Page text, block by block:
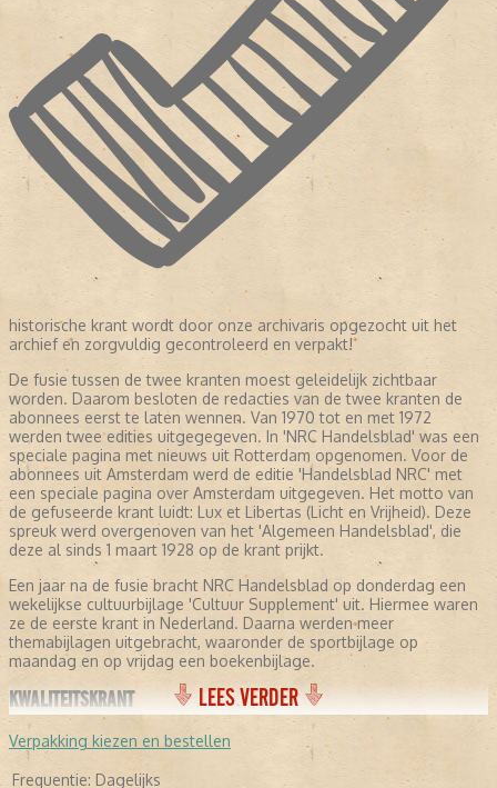
historische krant wordt door onze archivaris opgezocht uit het
archief en zorgvuldig gecontroleerd en verpakt!
De fusie tussen de twee kranten moest geleidelijk zichtbaar
worden. Daarom besloten de redacties van de twee kranten de
abonnees eerst te laten wennen. Van 1970 tot en met 1972
werden twee edities uitgegegeven. In 'NRC Handelsblad' was een
speciale pagina met nieuws uit Rotterdam opgenomen. Voor de
abonnees uit Amsterdam werd de editie 'Handelsblad NRC' met
een speciale pagina over Amsterdam uitgegeven. Het motto van
de gefuseerde krant luidt: Lux et Libertas (Licht en Vrijheid). Deze
spreuk werd overgenoven van het 'Algemeen Handelsblad', die
deze al sinds 1 maart 1928 op de krant prijkt.
Een jaar na de fusie bracht NRC Handelsblad op donderdag een
wekelijkse cultuurbijlage 'Cultuur Supplement' uit. Hiermee waren
ze de eerste krant in Nederland. Daarna werden meer
themabijlagen uitgebracht, waaronder de sportbijlage op
maandag en op vrijdag een boekenbijlage.
KWALITEITSKRANT
NRC Handelsblad profileert zich als een kwaliteitskrant. Ze
richt zich met name op berichtgevingen over politiek, economie,
opinie, buitenland en kunst. De krant staat bekend om haar
LEES VERDER
Verpakking kiezen en bestellen
Frequentie: Dagelijks